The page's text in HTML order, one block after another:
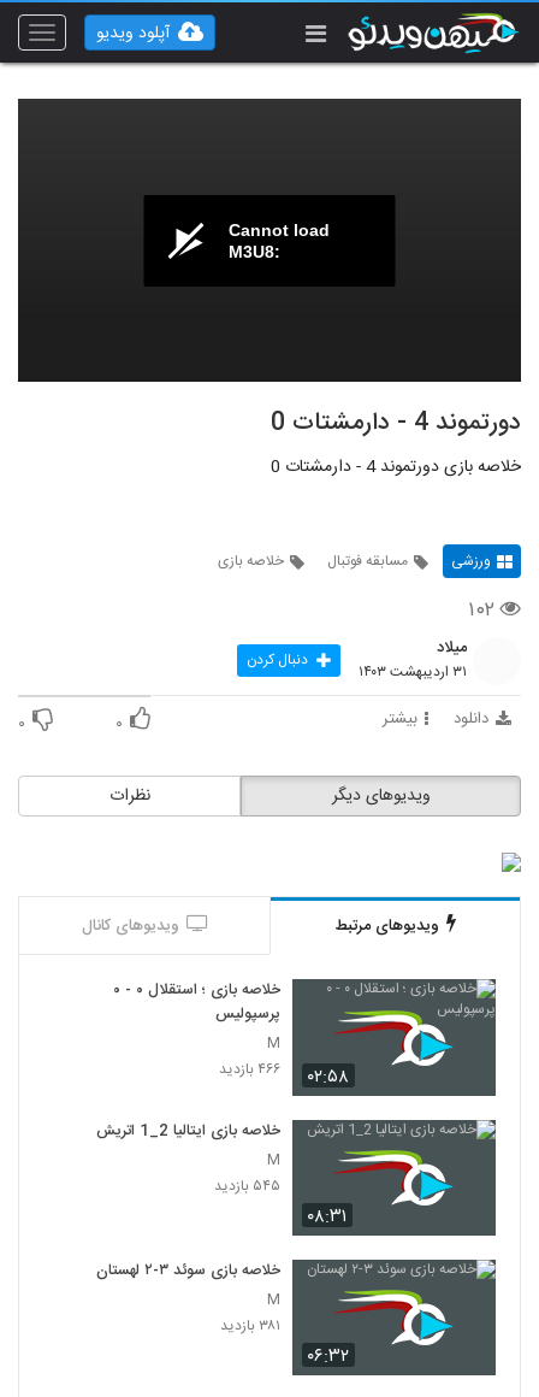
Toggle
آپلود ویدیو
Cannot load
M3U8:
دورتموند 4 - دارمشتات 0
خلاصه بازی دورتموند 4 - دارمشتات 0
ورزشی مسابقه فوتبال خلاصه بازی
۱۰۲
میلاد
۳۱ اردیبهشت ۱۴۰۳ دنبال کردن
دانلود بیشتر ۰ ۰
نظرات ویدیوهای دیگر
ویدیوهای مرتبط ویدیوهای کانال
۰۲:۵۸
خلاصه بازی ؛ استقلال ۰ - ۰
پرسپولیس
M
۴۶۶ بازدید
۰۸:۳۱
خلاصه بازی ایتالیا 2_1 اتريش
M
۵۴۵ بازدید
۰۶:۳۲
خلاصه بازی سوئد ۳-۲ لهستان
M
۳۸۱ بازدید